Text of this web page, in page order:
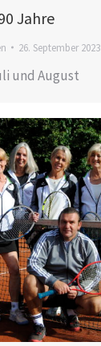
Jahre
26. September 2023
und August